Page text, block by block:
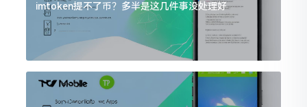
imtoken提不了币？多半是这几件事没处理好